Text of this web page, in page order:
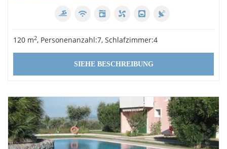
120 m2, Personenanzahl:7, Schlafzimmer:4
SIEHE BESCHREIBUNG